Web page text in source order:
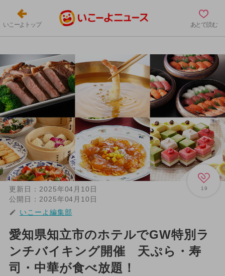
いこーよトップ あとで読む
19
更新日： 2025年04月10日
公開日： 2025年04月10日
いこーよ編集部
愛知県知立市のホテルでGW特別ラ
ンチバイキング開催 天ぷら・寿
司・中華が食べ放題！